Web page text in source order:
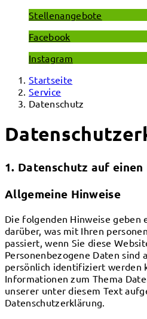
Stellenangebote
Facebook
Instagram
Startseite
Service
Datenschutz
1. Datenschutz auf
Allgemeine Hinweise
Die folgenden Hinweise geben
darüber, was mit Ihren
passiert, wenn Sie diese
Personenbezogene Daten sind
persönlich identifiziert werden
Informationen zum Thema
unserer unter diesem Text
Datenschutzerklärung.